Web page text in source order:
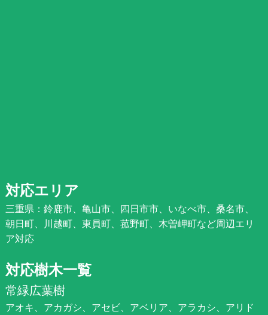
対応エリア
三重県：鈴鹿市、亀山市、四日市市、いなべ市、桑名市、
朝日町、川越町、東員町、菰野町、木曽岬町など周辺エリ
ア対応
対応樹木一覧
常緑広葉樹
アオキ、アカガシ、アセビ、アベリア、アラカシ、アリド